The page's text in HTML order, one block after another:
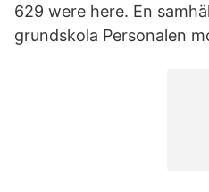
629 were here. En
grundskola Personalen